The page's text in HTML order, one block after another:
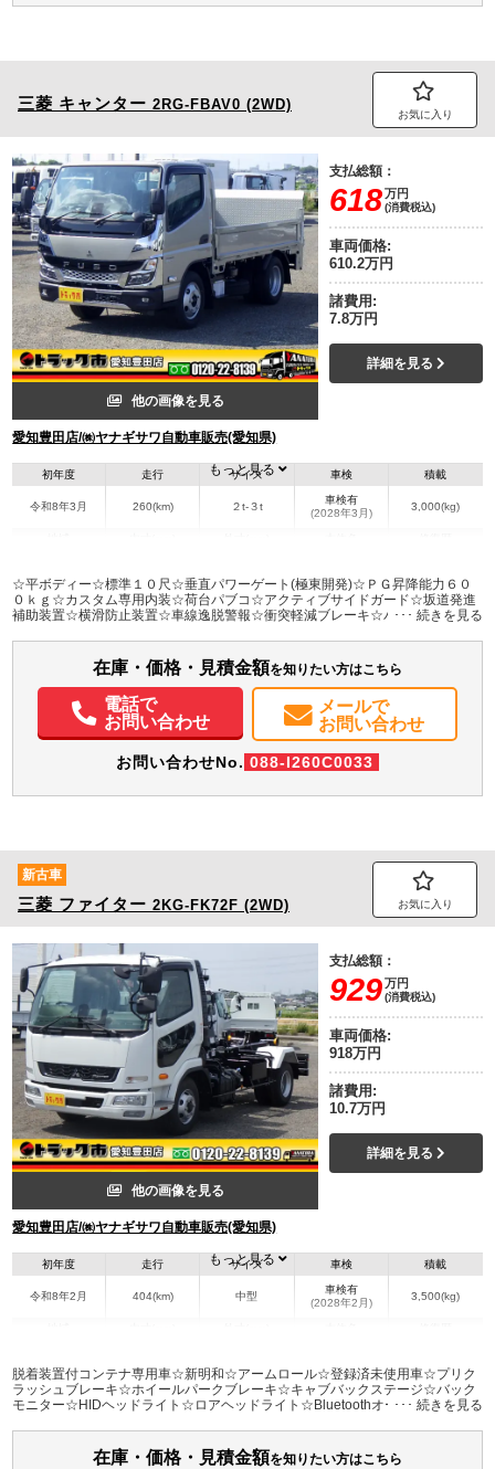
三菱 キャンター 2RG-FBAV0 (2WD)
お気に入り
他の画像を見る
愛知豊田店/㈱ヤナギサワ自動車販売(愛知県)
支払総額：
618万円
(消費税込)
車両価格:
610.2万円
諸費用:
7.8万円
詳細を見る
初年度
令和8年3月
走行
260(km)
サイズ
２t-３t
車検
車検有
(2028年3月)
積載
3,000(kg)
愛知県
W:1,600
H:380
W:1,690
H:2,000
無
パワステ パワーウィンドウ ABS エアバッグ
バックモニター
メンテナンスノート（保証書）
もっと見る
☆平ボディー☆標準１０尺☆垂直パワーゲート(極東開発)☆ＰＧ昇降能力６０
０ｋｇ☆カスタム専用内装☆荷台パブコ☆アクティブサイドガード☆坂道発進
補助装置☆横滑防止装置☆車線逸脱警報☆衝突軽減ブレーキ☆バックモニター
在庫・価格・見積金額を知りたい方はこちら
電話で
お問い合わせ
メールで
お問い合わせ
お問い合わせNo. 088-I260C0033
新古車
三菱 ファイター 2KG-FK72F (2WD) お気に入り
他の画像を見る
愛知豊田店/㈱ヤナギサワ自動車販売(愛知県)
支払総額：
929万円
(消費税込)
車両価格:
918万円
諸費用:
10.7万円
詳細を見る
初年度
令和8年2月
走行
404(km)
サイズ
中型
車検
車検有
(2028年2月)
積載
3,500(kg)
愛知県 -
W:2,230
H:2,430
無
パワステ パワーウィンドウ ABS エアバッグ バックモニター
もっと見る
脱着装置付コンテナ専用車☆新明和☆アームロール☆登録済未使用車☆プリク
ラッシュブレーキ☆ホイールパークブレーキ☆キャブバックステージ☆バック
モニター☆HIDヘッドライト☆ロアヘッドライト☆Bluetoothオーディオ☆6MT
在庫・価格・見積金額を知りたい方はこちら